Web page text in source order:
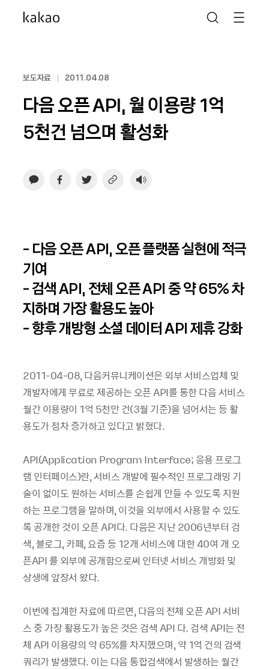
보도자료 2011.04.08
다음 오픈 API, 월 이용량 1억
5천건 넘으며 활성화
- 다음 오픈 API, 오픈 플랫폼 실현에 적극
기여
- 검색 API, 전체 오픈 API 중 약 65% 차
지하며 가장 활용도 높아
- 향후 개방형 소셜 데이터 API 제휴 강화
2011-04-08, 다음커뮤니케이션은 외부 서비스업체 및
개발자에게 무료로 제공하는 오픈 API를 통한 다음 서비스
월간 이용량이 1억 5천만 건(3월 기준)을 넘어서는 등 활
용도가 점차 증가하고 있다고 밝혔다.
API(Application Program Interface; 응용 프로그
램 인터페이스)란, 서비스 개발에 필수적인 프로그래밍 기
술이 없이도 원하는 서비스를 손쉽게 만들 수 있도록 지원
하는 프로그램을 말하며, 이것을 외부에서 사용할 수 있도
록 공개한 것이 오픈 API다. 다음은 지난 2006년부터 검
색, 블로그, 카페, 요즘 등 12개 서비스에 대한 40여 개 오
픈API 를 외부에 공개함으로써 인터넷 서비스 개방화 및
상생에 앞장서 왔다.
이번에 집계한 자료에 따르면, 다음의 전체 오픈 API 서비
스 중 가장 활용도가 높은 것은 검색 API 다. 검색 API는 전
체 API 이용량의 약 65%를 차지했으며, 약 1억 건의 검색
쿼리가 발생했다. 이는 다음 통합검색에서 발생하는 월간